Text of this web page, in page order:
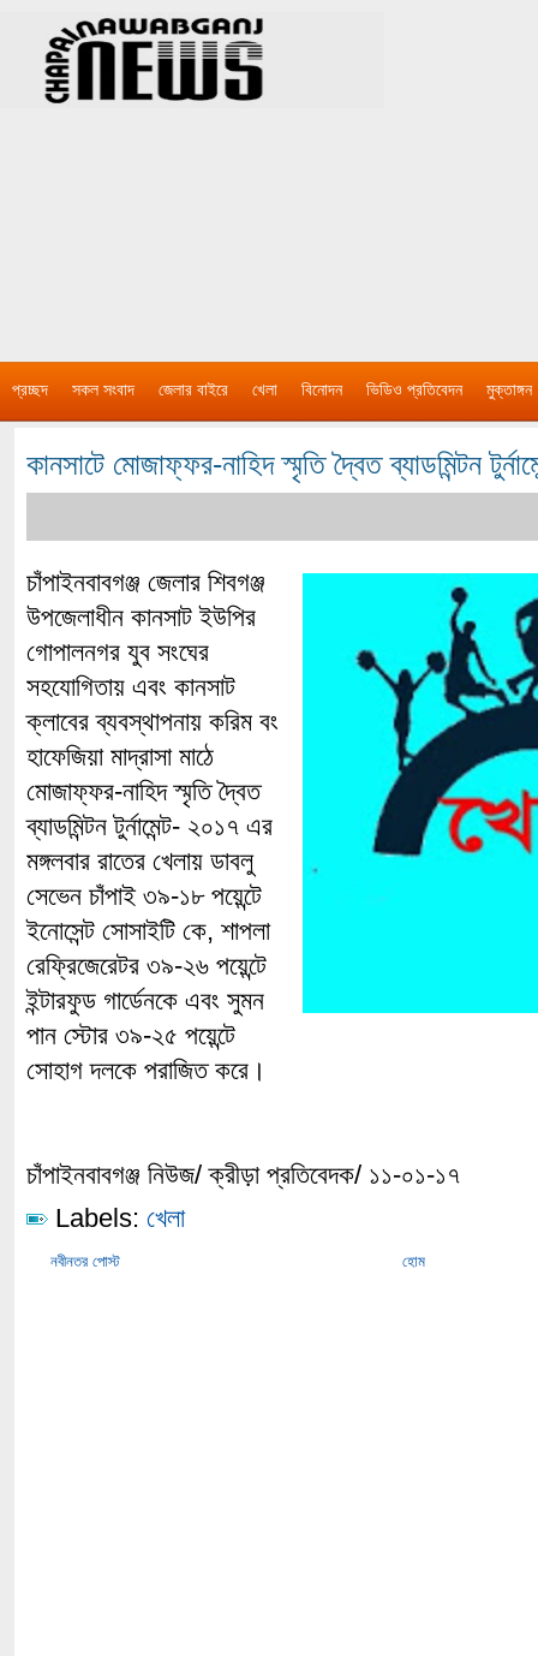
প্রচ্ছদ সকল সংবাদ জেলার বাইরে খেলা বিনোদন ভিডিও প্রতিবেদন মুক্তাঙ্গন
কানসাটে মোজাফ্ফর-নাহিদ স্মৃতি দ্বৈত ব্যাডমিন্টন
চাঁপাইনবাবগঞ্জ জেলার শিবগঞ্জ
উপজেলাধীন কানসাট ইউপির
গোপালনগর যুব সংঘের
সহযোগিতায় এবং কানসাট
ক্লাবের ব্যবস্থাপনায় করিম বং
হাফেজিয়া মাদ্রাসা মাঠে
মোজাফ্ফর-নাহিদ স্মৃতি দ্বৈত
ব্যাডমিন্টন টুর্নামেন্ট- ২০১৭ এর
মঙ্গলবার রাতের খেলায় ডাবলু
সেভেন চাঁপাই ৩৯-১৮ পয়েন্টে
ইনোসেন্ট সোসাইটি কে, শাপলা
রেফ্রিজেরেটর ৩৯-২৬ পয়েন্টে
ইন্টারফুড গার্ডেনকে এবং সুমন
পান স্টোর ৩৯-২৫ পয়েন্টে
সোহাগ দলকে পরাজিত করে।
চাঁপাইনবাবগঞ্জ নিউজ/ ক্রীড়া প্রতিবেদক/ ১১-০১-১৭
Labels: খেলা
নবীনতর পোস্ট হোম